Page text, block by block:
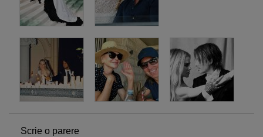
Scrie o parere